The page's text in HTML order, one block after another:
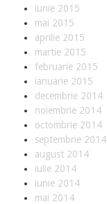
c
D
iunie 2015
mai 2015
aprilie 2015
martie 2015
februarie 2015
ianuarie 2015
decembrie 2014
noiembrie 2014
octombrie 2014
septembrie 2014
august 2014
iulie 2014
iunie 2014
mai 2014